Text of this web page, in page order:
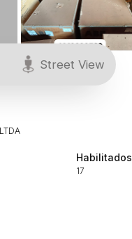
Street View
Habilitados
17